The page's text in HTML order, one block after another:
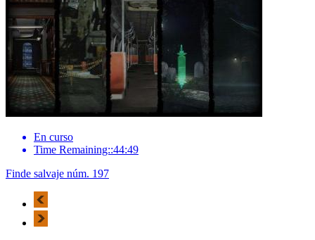
En curso
Time Remaining::44:49
Finde salvaje núm. 197